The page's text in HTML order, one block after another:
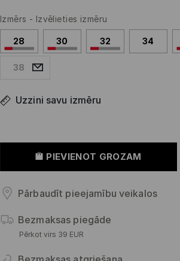
Izmērs - Izvēlieties izmēru
28 30 32 34
38
Uzzini savu izmēru
PIEVIENOT GROZAM
Pārbaudīt pieejamību veikalos
Bezmaksas piegāde
Pērkot virs 39 EUR